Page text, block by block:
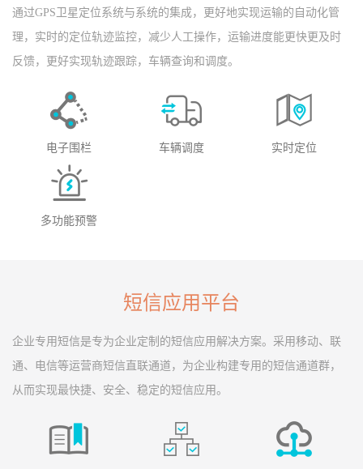
通过GPS卫星定位系统与系统的集成，更好地实现运输的自动化管
理，实时的定位轨迹监控，减少人工操作，运输进度能更快更及时
反馈，更好实现轨迹跟踪，车辆查询和调度。
电子围栏 车辆调度 实时定位
多功能预警
短信应用平台
企业专用短信是专为企业定制的短信应用解决方案。采用移动、联
通、电信等运营商短信直联通道，为企业构建专用的短信通道群，
从而实现最快捷、安全、稳定的短信应用。